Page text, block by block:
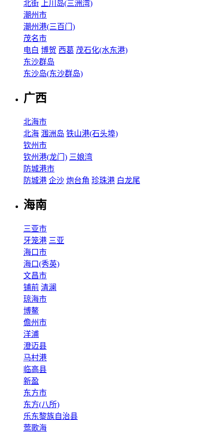
北街
上川岛(三洲湾)
潮州市
潮州港(三百门)
茂名市
电白 博贺 西葛 茂石化(水东港)
东沙群岛
东沙岛(东沙群岛)
广西
北海市
北海 涠洲岛 铁山港(石头埠)
钦州市
钦州港(龙门) 三娘湾
防城港市
防城港 企沙 炮台角 珍珠港 白龙尾
海南
三亚市
牙笼港 三亚
海口市
海口(秀英)
文昌市
铺前 清澜
琼海市
博鳌
儋州市
洋浦
澄迈县
马村港
临高县
新盈
东方市
东方(八所)
乐东黎族自治县
莺歌海